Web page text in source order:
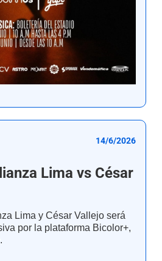
14/6/2026
Lima vs César
Lima y César Vallejo será
por la plataforma Bicolor+,